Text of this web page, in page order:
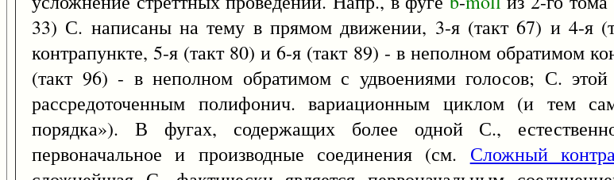
33) С. написаны на тему в прямом движении, 3-я (такт 67) и 4-я
контрапункте, 5-я (такт 80) и 6-я (такт 89) - в неполном обратимом
(такт 96) - в неполном обратимом с удвоениями голосов; С. этой
рассредоточенным полифонич. вариационным циклом (и тем
порядка»). В фугах, содержащих более одной С.,
первоначальное и производные соединения (см. Сложный